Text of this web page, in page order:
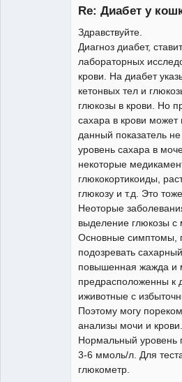
Re: Диабет у
Здравствуйте.
Диагноз диабет,
лабораторных
крови. На диабет
кетонвых тел и
глюкозы в крови. Но
сахара в крови
данный показатель
уровень сахара в
некоторые
глюкокортикоиды,
глюкозу и т.д. Это
Неоторые
выделение глюкозы с
Основные симптомы,
подозревать
повышенная жажда и
предрасположенны к
иживотные с
Поэтому могу
анализы мочи и крови.
Нормальный уровень
3-6 ммоль/л. Для
глюкометр.